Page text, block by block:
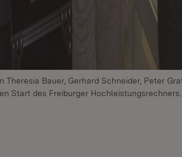
Theresia Bauer, Gerhard Schneider, Peter
Start des Freiburger